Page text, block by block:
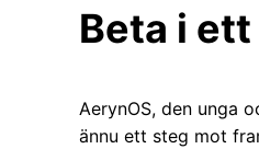
Beta i
AerynOS, den unga
ännu ett steg mot